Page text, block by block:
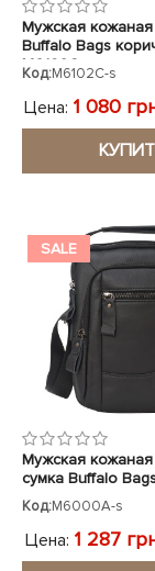
Мужская кожаная
Buffalo Bags
M6102C
Код:M6102C-s
Цена: 1 080
SALE
Мужская
сумка Buffalo
Код:M6000A-s
Цена: 1 287